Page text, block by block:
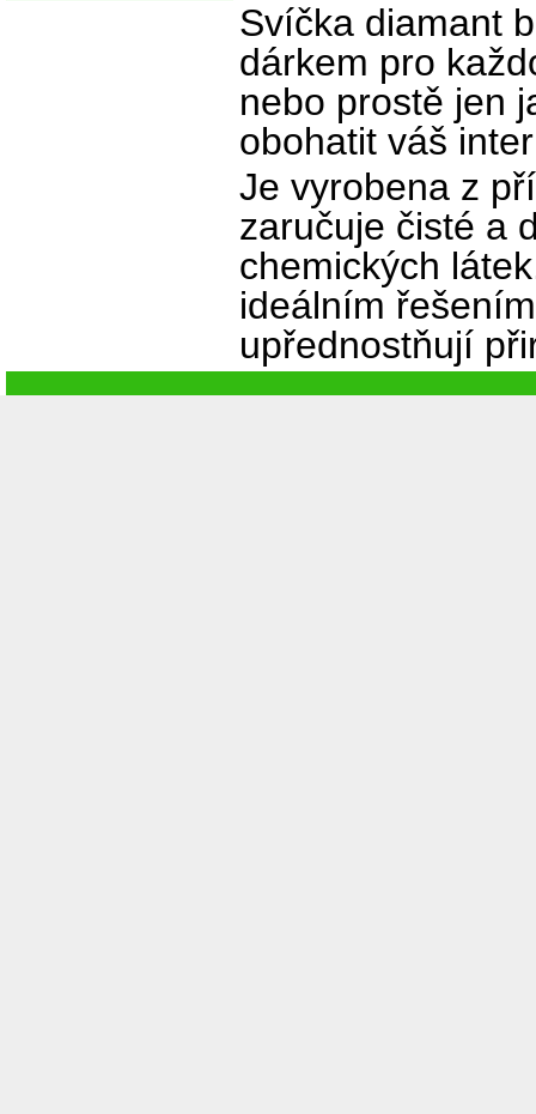
Svíčka diamant
dárkem pro
nebo prostě jen
obohatit váš
Je vyrobena z
zaručuje čisté a
chemických
ideálním
upřednostňují